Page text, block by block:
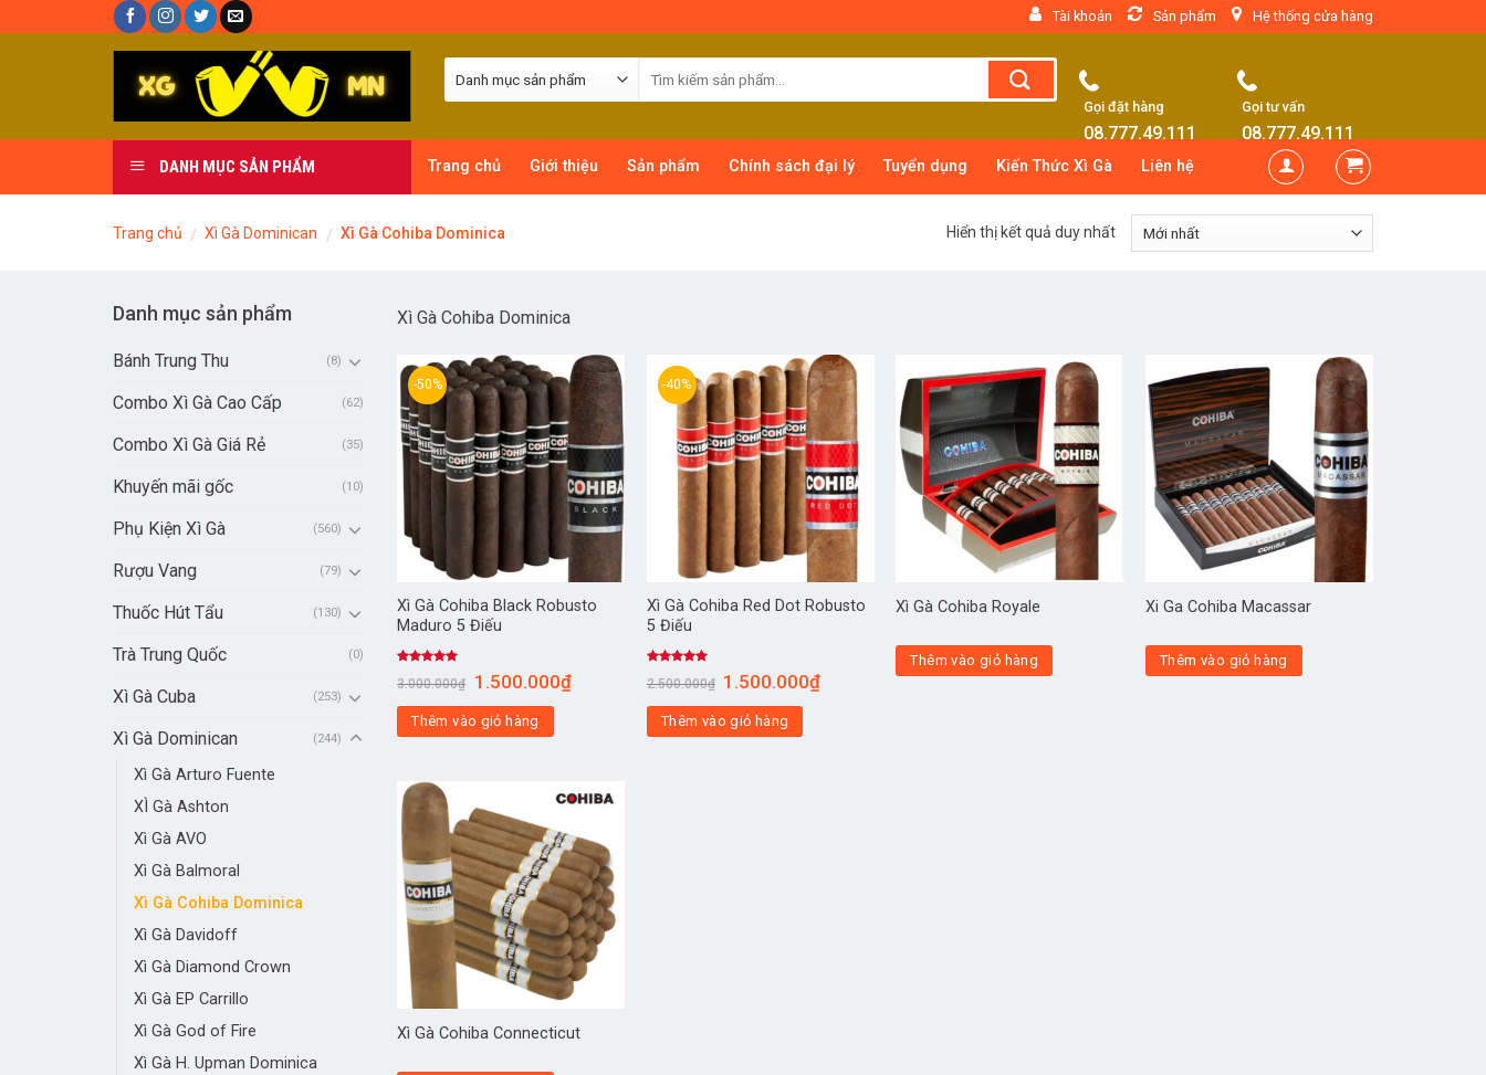
to
Tài khoản Sản phẩm Hệ thống cửa hàng
Gọi đặt hàng
08.777.49.111
Gọi tư vấn
08.777.49.111
DANH MỤC SẢN PHẨM Trang chủ Giới thiệu Sản phẩm Chính sách đại lý Tuyển dụng Kiến Thức Xì Gà Liên hệ
Trang chủ / Xì Gà Dominican / Xì Gà Cohiba Dominica Hiển thị kết quả duy nhất
Danh mục sản phẩm
Bánh Trung Thu (8)
Combo Xì Gà Cao Cấp (62)
Combo Xì Gà Giá Rẻ (35)
Khuyến mãi gốc (10)
Phụ Kiện Xì Gà (560)
Rượu Vang (79)
Thuốc Hút Tẩu (130)
Trà Trung Quốc (0)
Xì Gà Cuba (253)
Xì Gà Dominican (244)
Xì Gà Arturo Fuente
XÌ Gà Ashton
Xì Gà AVO
Xì Gà Balmoral
Xì Gà Cohiba Dominica
Xì Gà Davidoff
Xì Gà Diamond Crown
Xì Gà EP Carrillo
Xì Gà God of Fire
Xì Gà H. Upman Dominica
Xì Gà Cohiba Dominica
-50%
Xì Gà Cohiba Black Robusto
Maduro 5 Điếu
hạng5.00
3.000.000₫ 1.500.000₫
Thêm vào giỏ hàng
-40%
Xì Gà Cohiba Red Dot Robusto
5 Điếu
hạng5.00
2.500.000₫ 1.500.000₫
Thêm vào giỏ hàng
Xì Gà Cohiba Royale
Thêm vào giỏ hàng
Xi Ga Cohiba Macassar
Thêm vào giỏ hàng
Xì Gà Cohiba Connecticut